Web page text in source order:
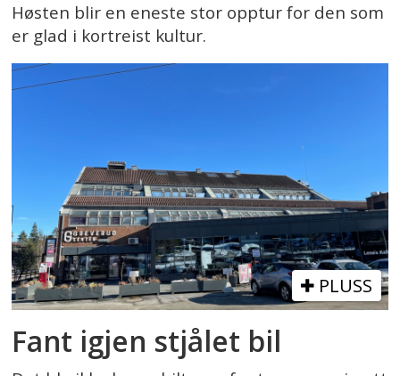
Høsten blir en eneste stor opptur for den som
er glad i kortreist kultur.
PLUSS
Fant igjen stjålet bil